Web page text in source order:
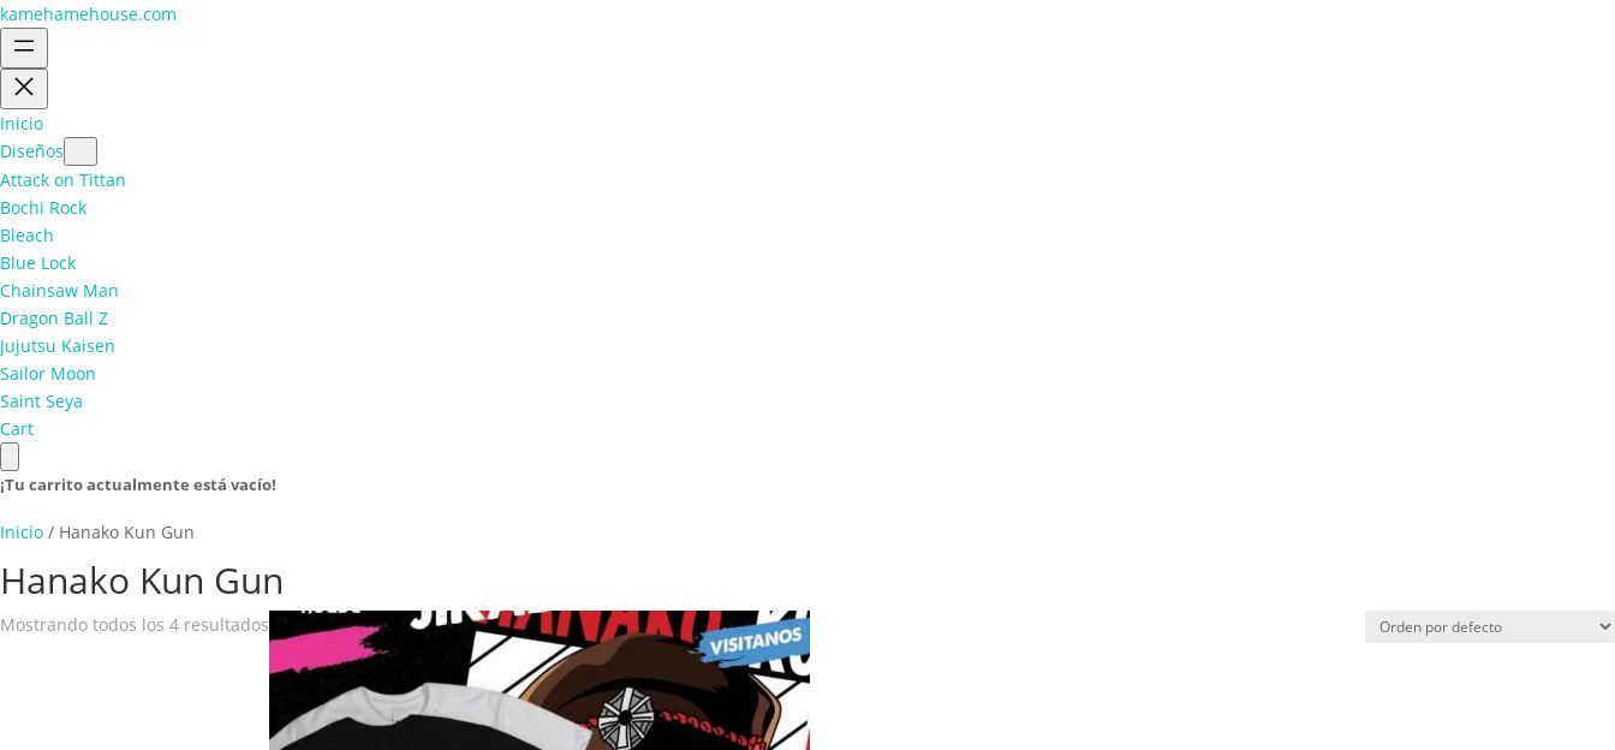
kamehamehouse.com
Inicio
Diseños
Attack on Tittan
Bochi Rock
Bleach
Blue Lock
Chainsaw Man
Dragon Ball Z
Jujutsu Kaisen
Sailor Moon
Saint Seya
Cart
¡Tu carrito actualmente está vacío!
Inicio / Hanako Kun Gun
Hanako Kun Gun
Mostrando todos los 4 resultados